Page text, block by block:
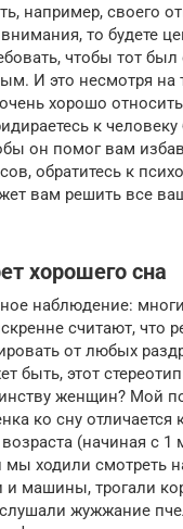
например, своего
то будете
чтобы тот
И это несмотря на
хорошо
к
он помог вам
обратитесь к
вам решить все
хорошего сна
наблюдение:
считают, что
от любых
быть, этот
женщин? Мой
ко сну отличается
(начиная с 1
мы ходили смотреть
и машины, трогали
жужжание